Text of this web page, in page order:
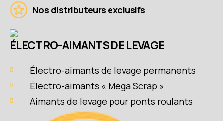
Nos distributeurs exclusifs
ÉLECTRO-AIMANTS DE LEVAGE
Électro-aimants de levage permanents
Électro-aimants « Mega Scrap »
Aimants de levage pour ponts roulants